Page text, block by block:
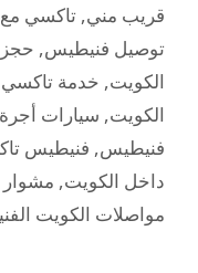
قريب مني, تاكسي
توصيل فنيطيس,
الكويت, خدمة
الكويت, سيارات
فنيطيس, فنيطيس
داخل الكويت,
مواصلات الكويت